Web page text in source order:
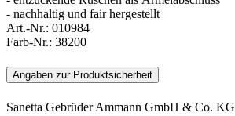
- nachhaltig und fair hergestellt
Art.-Nr.: 010984
Farb-Nr.: 38200
Angaben zur Produktsicherheit
Sanetta Gebrüder Ammann GmbH & Co. KG